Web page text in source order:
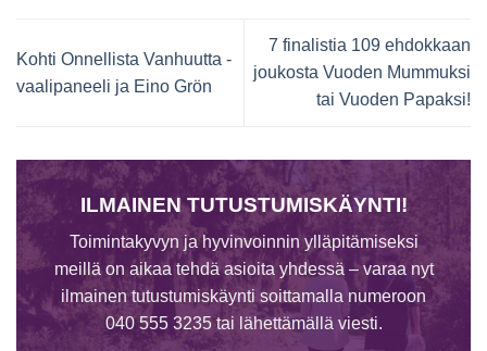
Kohti Onnellista Vanhuutta -
vaalipaneeli ja Eino Grön
7 finalistia 109 ehdokkaan
joukosta Vuoden Mummuksi
tai Vuoden Papaksi!
ILMAINEN TUTUSTUMISKÄYNTI!
Toimintakyvyn ja hyvinvoinnin ylläpitämiseksi
meillä on aikaa tehdä asioita yhdessä – varaa nyt
ilmainen tutustumiskäynti soittamalla numeroon
040 555 3235 tai lähettämällä viesti.